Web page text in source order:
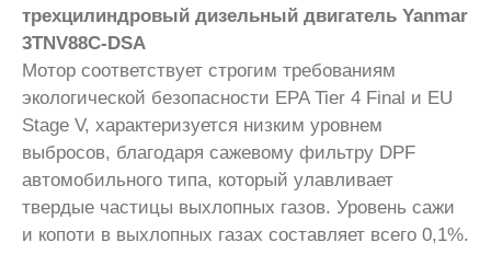
трехцилиндровый дизельный двигатель Yanmar
3TNV88С-DSA
Мотор соответствует строгим требованиям
экологической безопасности EPA Tier 4 Final и EU
Stage V, характеризуется низким уровнем
выбросов, благодаря сажевому фильтру DPF
автомобильного типа, который улавливает
твердые частицы выхлопных газов. Уровень сажи
и копоти в выхлопных газах составляет всего 0,1%.